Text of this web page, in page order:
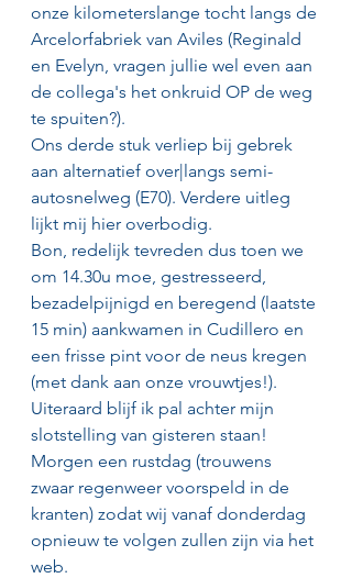
onze kilometerslange tocht langs de
Arcelorfabriek van Aviles (Reginald
en Evelyn, vragen jullie wel even aan
de collega's het onkruid OP de weg
te spuiten?).
Ons derde stuk verliep bij gebrek
aan alternatief over|langs semi-
autosnelweg (E70). Verdere uitleg
lijkt mij hier overbodig.
Bon, redelijk tevreden dus toen we
om 14.30u moe, gestresseerd,
bezadelpijnigd en beregend (laatste
15 min) aankwamen in Cudillero en
een frisse pint voor de neus kregen
(met dank aan onze vrouwtjes!).
Uiteraard blijf ik pal achter mijn
slotstelling van gisteren staan!
Morgen een rustdag (trouwens
zwaar regenweer voorspeld in de
kranten) zodat wij vanaf donderdag
opnieuw te volgen zullen zijn via het
web.